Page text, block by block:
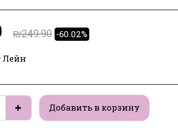
₪249.90 -60.02%
Лейн
Добавить в корзину